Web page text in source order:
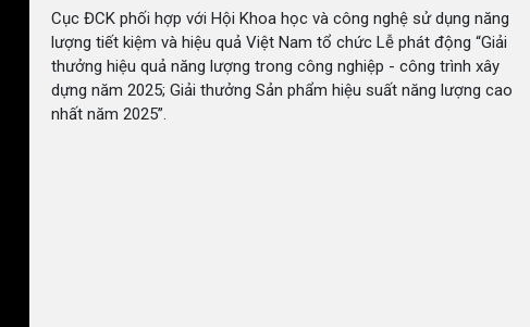
Cục ĐCK phối hợp với Hội Khoa học và công nghệ sử dụng năng
lượng tiết kiệm và hiệu quả Việt Nam tổ chức Lễ phát động “Giải
thưởng hiệu quả năng lượng trong công nghiệp - công trình xây
dựng năm 2025; Giải thưởng Sản phẩm hiệu suất năng lượng cao
nhất năm 2025”.